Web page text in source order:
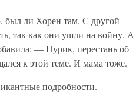
был ли Хорен там. С другой
так как они ушли на войну. А
— Нурик, перестань об
к этой теме. И мама тоже.
подробности.